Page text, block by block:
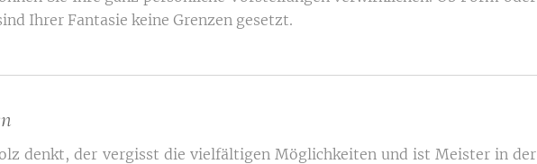
Ihrer Fantasie keine Grenzen gesetzt.
denkt, der vergisst die vielfältigen Möglichkeiten und ist Meister in der